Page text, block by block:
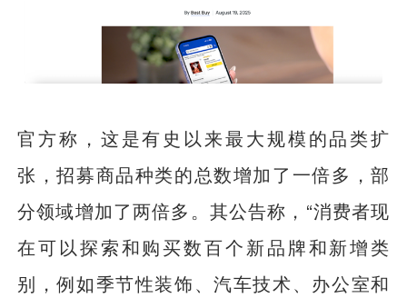
官方称，这是有史以来最大规模的品类扩
张，招募商品种类的总数增加了一倍多，部
分领域增加了两倍多。其公告称，“消费者现
在可以探索和购买数百个新品牌和新增类
别，例如季节性装饰、汽车技术、办公室和